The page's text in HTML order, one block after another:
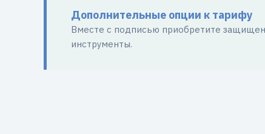
Дополнительные опции к тарифу
Вместе с подписью приобретите
инструменты.